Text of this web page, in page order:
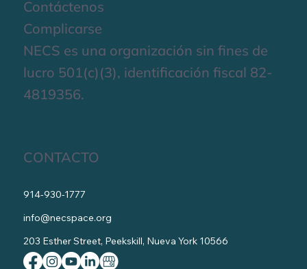
Contáctenos
Complicarse
NECS es una organización sin fines de
lucro 501(c)(3), identificación fiscal 82-
4819356.
CONTACTO
914-930-1777
info@necspace.org
203 Esther Street, Peekskill, Nueva York 10566